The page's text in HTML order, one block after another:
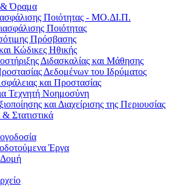
Όραμα
Ποιότητας - ΜΟ.ΔΙ.Π.
Ποιότητας
Πρόσβασης
Κώδικες Ηθικής
Διδασκαλίας και Μάθησης
Δεδομένων του Ιδρύματος
και Προστασίας
Τεχνητή Νοημοσύνη
και Διαχείρισης της Περιουσίας
Στατιστικά
Έργα
Δομή